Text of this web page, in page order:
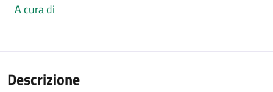
A cura di
Descrizione